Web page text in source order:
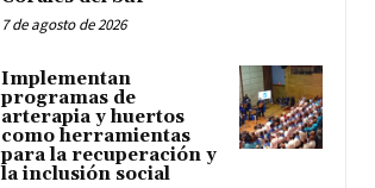
7 de agosto de 2026
Implementan
programas de
arterapia y huertos
como herramientas
para la recuperación y
la inclusión social